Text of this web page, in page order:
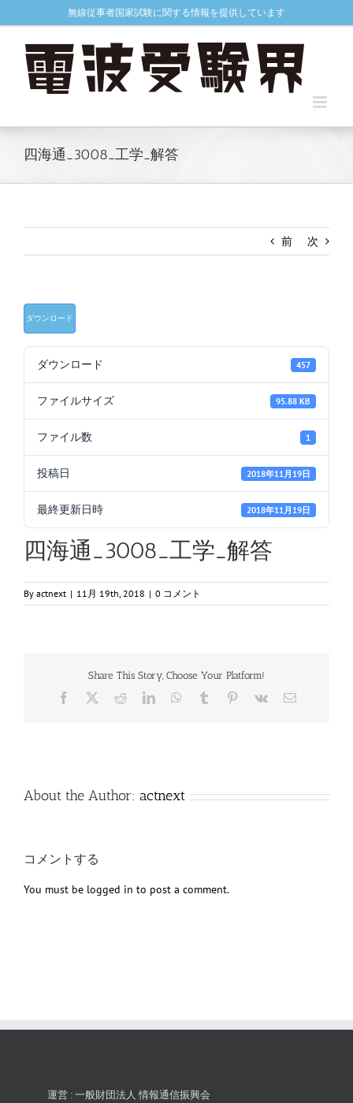
to
無線従事者国家試験に関する情報を提供しています
四海通_3008_工学_解答
前 次
ダウンロード
ダウンロード 457
ファイルサイズ 95.88 KB
ファイル数 1
投稿日 2018年11月19日
最終更新日時 2018年11月19日
四海通_3008_工学_解答
By actnext | 11月 19th, 2018 | 0 コメント
Share This Story, Choose Your Platform!
Facebook RedditLinkedInWhatsApp
Tumblr Pinterest
Vk
電
About the Author: actnext
コメントする
You must be logged in to post a comment.
運営 : 一般財団法人 情報通信振興会